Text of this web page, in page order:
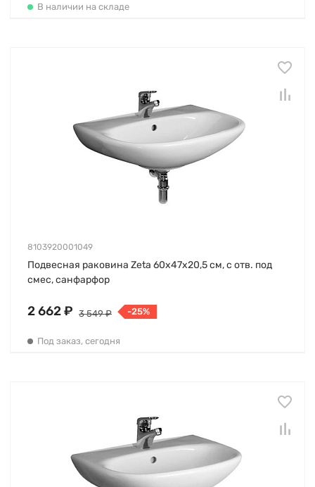
В наличии на складе
8103920001049
Подвесная раковина Zeta 60х47х20,5 см, с отв. под
смес, санфарфор
2 662 ₽ 3 549 ₽ -25%
Под заказ, сегодня